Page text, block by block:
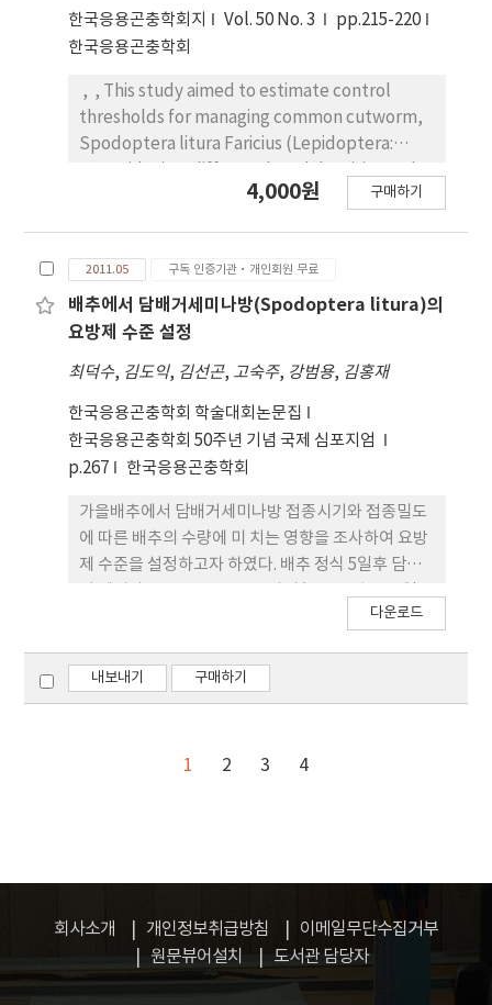
의한 유인효과를 조사하기 위하여 LED광원을
365nm, 460nm, 510nm, 560nm, 610nm,
험을 수행한 결과 파밤나방 유충은 365nm에서
41.4%, 560nm 17.3%, 610nm 11.0%로 365nm가
유인률이 가장 높았고, 담배거세미나방에서도
365nm 45.3%, 560nm 16.6%, 460nm 14.0%로
365nm가 유인률이 가장 높았다. 이러한 결과는 파밤
한국응용곤충학회지 Vol. 50 No. 3
pp.215-220
한국응용곤충학회
, , This study aimed to estimate control
thresholds for managing common cutworm,
Spodoptera litura Faricius (Lepidoptera:
growth stages of Chinese cabbage in field
densities of S. litura (X, no. oflarvae/100
plants) for three weeks were estimated by
Y= - 21.85X + 1300 (R2=0.997) 5 days after
20 days after transplanting. Based on the
relationships between the densities of S.
litura larvae and the yield index of chinese
cabbage, the number of larvae (2nd to 3rd
estimated as 2.9/100 plants 5 days after
transplanting, and 5.6/100 plants 20 days
after transplanting.
4,000원 구매하기
2011.05 구독 인증기관·개인회원 무료
배추에서 담배거세미나방(Spodoptera litura)의
요방제 수준 설정
최덕수, 김도익, 김선곤, 고숙주, 강범용, 김홍재
한국응용곤충학회 학술대회논문집
한국응용곤충학회 50주년 기념 국제 심포지엄
p.267
한국응용곤충학회
가을배추에서 담배거세미나방 접종시기와 접종밀도
에 따른 배추의 수량에 미 치는 영향을 조사하여 요방
제 수준을 설정하고자 하였다. 배추 정식 5일후 담배
후 피해엽율은 각각 0.9, 44.2, 60.8, 67.3, 77.7%였
39.9%로 정식 초기에 피해가 더 심했으며, 접종밀도
가 높을수록 피해엽율이 높았다. 담배거세미 나방 무
리 접종구는 34.7%의 수량감소를 보였다. 유충밀도
거로 배추 수량 5%를 경감시키 는 담배거세미나방
밀도는 정식초기는 2.9마리, 정식중기는 5.6마리였
다. 배추에 서 담배거세미나방 발생밀도와 수량과의
관계는 부의 상관으로 접종밀도가 높을 수록 수량은
크게 감소하여 배추 수량에 담배거세미나방 발생밀도
다운로드
내보내기 구매하기
1 2 3 4
회사소개 개인정보취급방침
이메일무단수집거부
원문뷰어설치
도서관 담당자